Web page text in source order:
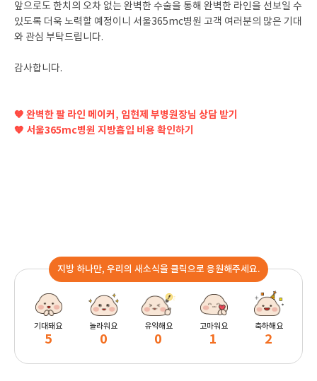
앞으로도 한치의 오차 없는 완벽한 수술을 통해 완벽한 라인을 선보일 수
있도록 더욱 노력할 예정이니 서울365mc병원 고객 여러분의 많은 기대
와 관심 부탁드립니다.
감사합니다.
🧡 완벽한 팔 라인 메이커, 임현제 부병원장님 상담 받기
🧡 서울365mc병원 지방흡입 비용 확인하기
지방 하나만, 우리의 새소식을 클릭으로 응원해주세요.
기대돼요
5
놀라워요
0
유익해요
0
고마워요
1
축하해요
2